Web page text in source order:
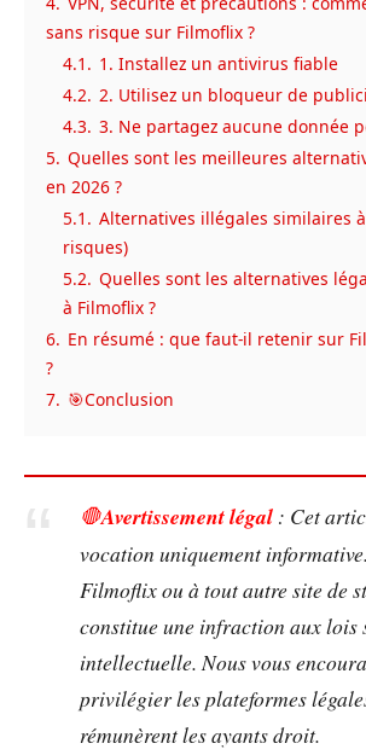
sans risque sur Filmoflix ?
4.1. 1. Installez un antivirus fiable
4.2. 2. Utilisez un bloqueur de
4.3. 3. Ne partagez aucune donnée
5. Quelles sont les meilleures
en 2026 ?
5.1. Alternatives illégales similaires
risques)
5.2. Quelles sont les alternatives
à Filmoflix ?
6. En résumé : que faut-il retenir sur
?
7. 🎯Conclusion
🛑Avertissement légal : Cet
vocation uniquement
Filmoflix ou à tout autre site de
constitue une infraction aux
intellectuelle. Nous vous
privilégier les plateformes
rémunèrent les ayants droit.